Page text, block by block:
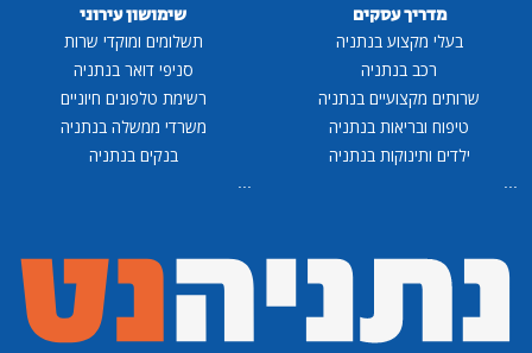
מדריך עסקים
בעלי מקצוע בנתניה
רכב בנתניה
שרותים מקצועיים בנתניה
טיפוח ובריאות בנתניה
ילדים ותינוקות בנתניה
שימושון עירוני
תשלומים ומוקדי שרות
סניפי דואר בנתניה
רשימת טלפונים חיוניים
משרדי ממשלה בנתניה
בנקים בנתניה